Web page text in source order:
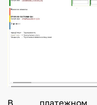
В платежном